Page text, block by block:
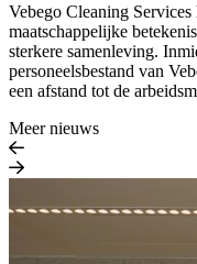
Vebego Cleaning
maatschappelijke
sterkere samenleving.
personeelsbestand van
een afstand tot de
Meer nieuws